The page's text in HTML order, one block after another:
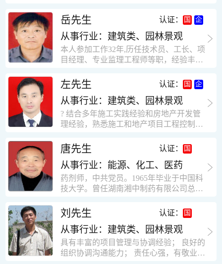
思想积极上进，接受能力和独立能力强，
有很强的团队精神和集体荣誉感。做事认
真负责，有很强的责任心。秉承山大扎
实、厚重的学风。为人正直、诚信、稳
重。有强烈的上进心、事业心。有很强的
工作学习认真踏实，能够吃苦耐劳，责任
心强。 性格外向、开朗，有良好的人
际关系和一定的组织能力。做事认真负
责、积极肯干。我有信心在今后的工作岗
位上发挥自己的才能!积极的人生观，在我
的字典中没有“放弃”，始终坚信只要努力
快掌握一种新事物的能力。我的格言：也
许我不是最好的，但我会做得更好。知识
面广泛，头脑灵活，思维开阔敏捷，极富
创新精神。
岳先生 认证：
从事行业：建筑类、园林景观
本人参加工作32年,历任技术员、工长、项
目经理、专业监理工程师等职，经验丰
计，工程经济技术分析，能适应建筑行业
各种岗位，组织协调能力强，技术全面，
适用工地管理． 本人1978年高中毕业，同
年参加工作，至今已在建筑行业工作了30
年。从1978年进入本县建筑公司学徒开始
目经理、专业监理工程师等职。 管理过许
多各种结构的工业及民用建筑。1984年至
1986年就职于新疆乌鲁木齐铁路局劳动服
务公司建筑三工区任技术员。参于管理的
项目有：职工居乐部游艺楼，4000平方，
砖混结构。职工电教楼，8000平方，框架
方。1987至1981988年爱聘于郑州市荥阳
第二建筑公司，任郑州市天然气公司基地
建设项目施工员。该项目有15层办公楼及
裙楼一栋8000平方。框架结构。住宅楼4
栋16000平方，6层砖混结构。1989年至19
左先生 认证：
从事行业：建筑类、园林景观
? 结合多年施工实践经验和房地产开发管
理经验，熟悉施工和地产项目工程控制要
意识，丰富的经营理念和管理手段，能独
立处理各种工程技术问题；具有较强的沟
通协调能力和组织管理能力； ? 近十多年
的房地产方面工作经验，现任职江苏雨润
农产品集团南昌公司副总经理兼工程总工
识，能够合理高效的做好企业内部管理和
人员结构调整；具有大型工程及房地产公
司管理经验，以及公关的能力和商务谈判
能力。 ? 自认为是个有良好职业道德、有
责任心、有敬业精神，能承受巨大工作压
力的职业经理人！……
唐先生 认证：
从事行业：能源、化工、医药
药剂师，中共党员。1965年毕业于中国科
技大学。曾任湖南湘中制药有限公司总工
员、理事。高级工程师，执业药师，中国
药学会高级会员。享受国务院津贴专家。
丙戊酸镁缓释片及其制备工艺国家发明专
利人。
刘先生 认证：
从事行业：建筑类、园林景观
具有丰富的项目管理与协调经验； 良好的
组织协调沟通能力； 责任心强，有敬业创